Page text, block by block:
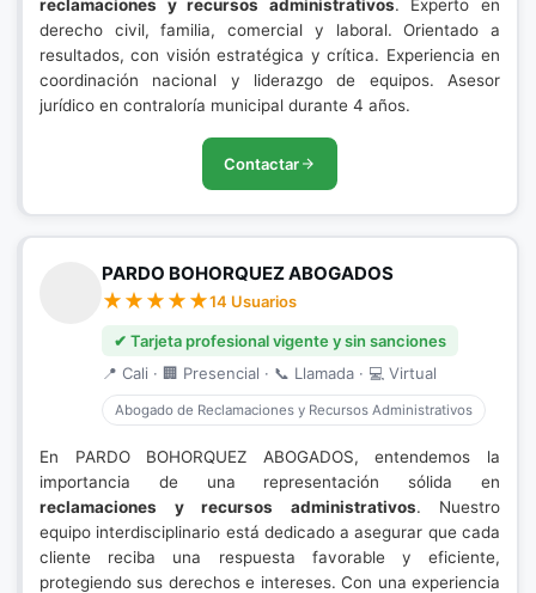
reclamaciones y recursos administrativos. Experto en
derecho civil, familia, comercial y laboral. Orientado a
resultados, con visión estratégica y crítica. Experiencia en
coordinación nacional y liderazgo de equipos. Asesor
jurídico en contraloría municipal durante 4 años.
Contactar
PARDO BOHORQUEZ ABOGADOS
14 Usuarios
✔ Tarjeta profesional vigente y sin sanciones
📍 Cali · 🏢 Presencial · 📞 Llamada · 💻 Virtual
Abogado de Reclamaciones y Recursos Administrativos
En PARDO BOHORQUEZ ABOGADOS, entendemos la
importancia de una representación sólida en
reclamaciones y recursos administrativos. Nuestro
equipo interdisciplinario está dedicado a asegurar que cada
cliente reciba una respuesta favorable y eficiente,
protegiendo sus derechos e intereses. Con una experiencia